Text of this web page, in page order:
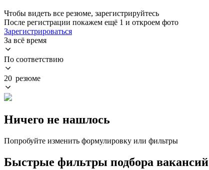
Чтобы видеть все резюме, зарегистрируйтесь
После регистрации покажем ещё 1 и откроем фото
Зарегистрироваться
За всё время
По соответствию
20 резюме
Ничего не нашлось
Попробуйте изменить формулировку или фильтры
Быстрые фильтры подбора вакансий